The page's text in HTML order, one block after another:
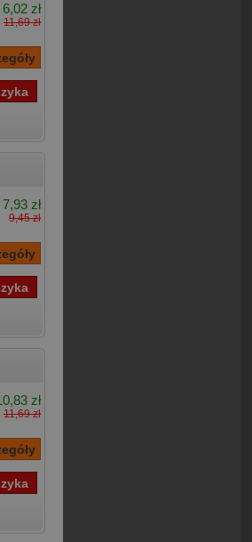
6,02 zł
11,69 zł
7,93 zł
9,45 zł
zł
11,69 zł